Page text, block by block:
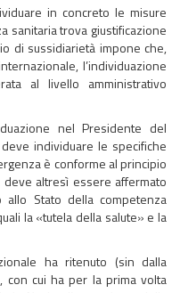
in concreto le misure
sanitaria trova giustificazione
di sussidiarietà impone che,
l’individuazione
al livello amministrativo
nel Presidente del
individuare le specifiche
è conforme al principio
deve altresì essere affermato
allo Stato della competenza
la «tutela della salute» e la
ha ritenuto (sin dalla
con cui ha per la prima volta